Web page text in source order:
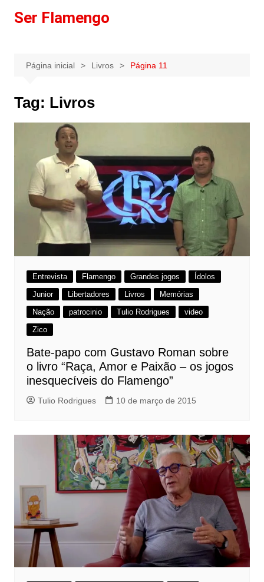
paraSer Flamengo
Página inicial Livros Página 11
Tag: Livros
Entrevista Flamengo Grandes jogos
Ídolos
Junior
Libertadores Livros
Memórias
Nação
patrocinio Tulio Rodrigues
video
Zico
Bate-papo com Gustavo Roman sobre
o livro “Raça, Amor e Paixão – os jogos
inesquecíveis do Flamengo”
Tulio Rodrigues 10 de março de 2015